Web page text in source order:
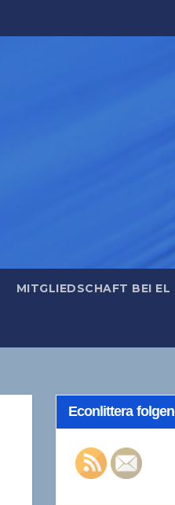
MITGLIEDSCHAFT BEI EL
Econlittera folgen